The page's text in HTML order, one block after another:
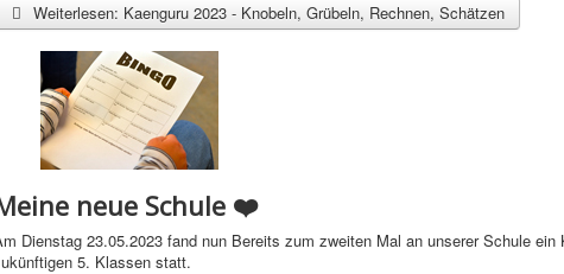
Weiterlesen: Kaenguru 2023 - Knobeln, Grübeln, Rechnen, Schätzen
neue Schule ❤️
Dienstag 23.05.2023 fand nun Bereits zum zweiten Mal an unserer Schule ein
5. Klassen statt.